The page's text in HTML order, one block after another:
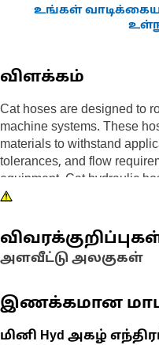
உங்கள்
விளக்கம்
Cat hoses are designed to
machine systems. These
materials to withstand
tolerances, and flow
equipment. Cat hydraulic
the most rigorous testing
a perfect fit that yields
அளவீட்டு அலகுகள்
இணக்கமான
மினி Hyd அகழ்